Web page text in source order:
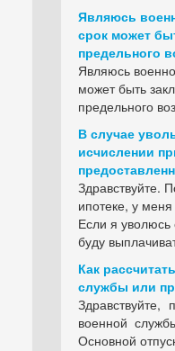
Являюсь
срок может
предельного
Являюсь
может быть
предельного
В случае
исчислении
Здравствуйте.
ипотеке, у
Если я уволюсь
буду
Как
службы или
Здравствуйте,
военной
Основной